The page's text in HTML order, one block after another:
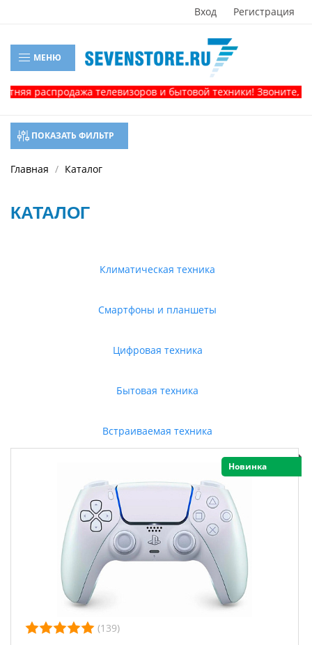
Вход Регистрация
МЕНЮ
телевизоров и бытовой техники! Звоните, и
ПОКАЗАТЬ ФИЛЬТР
Главная Каталог
КАТАЛОГ
Климатическая техника
Смартфоны и планшеты
Цифровая техника
Бытовая техника
Встраиваемая техника
Новинка
(139)